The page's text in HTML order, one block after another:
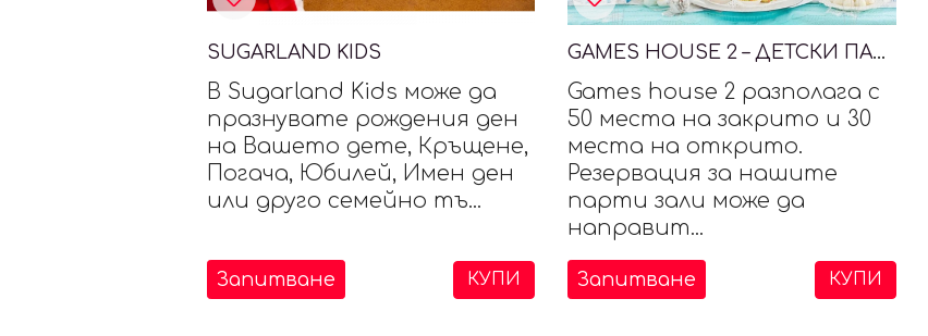
SUGARLAND KIDS
В Sugarland Kids може да
празнувате рождения ден
на Вашето дете, Кръщене,
Погача, Юбилей, Имен ден
или друго семейно тъ...
Запитване КУПИ
GAMES HOUSE 2 – ДЕТСКИ ПАРТИ ЦЕНТЪР
Games house 2 разполага с
50 места на закрито и 30
места на открито.
Резервация за нашите
парти зали може да
направит...
Запитване КУПИ